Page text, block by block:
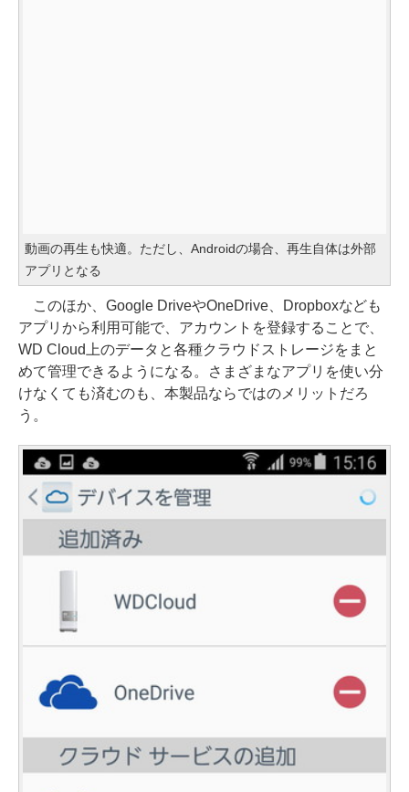
動画の再生も快適。ただし、Androidの場合、再生自体は外部
アプリとなる
このほか、Google DriveやOneDrive、Dropboxなども
アプリから利用可能で、アカウントを登録することで、
WD Cloud上のデータと各種クラウドストレージをまと
めて管理できるようになる。さまざまなアプリを使い分
けなくても済むのも、本製品ならではのメリットだろ
う。